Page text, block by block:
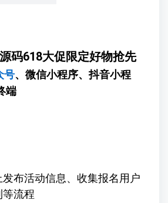
码618大促限定好物抢先
号、微信小程序、抖音小程
端
布活动信息、收集报名用户
流程